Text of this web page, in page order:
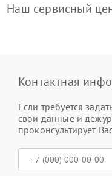
Наш сервисный
Контактная
Если требуется
свои данные и
проконсультирует